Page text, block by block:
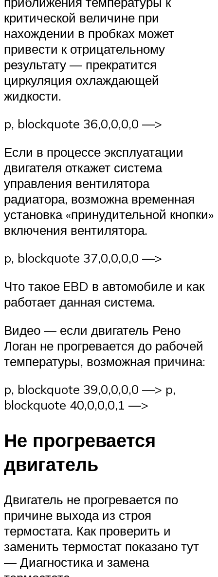
критической величине при
нахождении в пробках может
привести к отрицательному
результату — прекратится
циркуляция охлаждающей
жидкости.
p, blockquote 36,0,0,0,0 —>
Если в процессе эксплуатации
двигателя откажет система
управления вентилятора
радиатора, возможна временная
установка «принудительной кнопки»
включения вентилятора.
p, blockquote 37,0,0,0,0 —>
Что такое EBD в автомобиле и как
работает данная система.
Видео — если двигатель Рено
Логан не прогревается до рабочей
температуры, возможная причина:
p, blockquote 39,0,0,0,0 —> p,
blockquote 40,0,0,0,1 —>
Не прогревается
двигатель
Двигатель не прогревается по
причине выхода из строя
термостата. Как проверить и
заменить термостат показано тут
— Диагностика и замена